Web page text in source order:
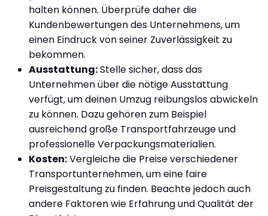
halten können. Überprüfe daher die
Kundenbewertungen des Unternehmens, um
einen Eindruck von seiner Zuverlässigkeit zu
bekommen.
Ausstattung:Stelle sicher, dass das
Unternehmen über die nötige Ausstattung
verfügt, um deinen Umzug reibungslos abwickeln
zu können. Dazu gehören zum Beispiel
ausreichend große Transportfahrzeuge und
professionelle Verpackungsmaterialien.
Kosten:Vergleiche die Preise verschiedener
Transportunternehmen, um eine faire
Preisgestaltung zu finden. Beachte jedoch auch
andere Faktoren wie Erfahrung und Qualität der